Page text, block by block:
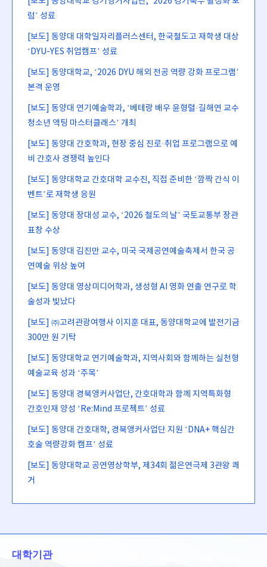
럼’ 성료
[보도] 동양대 대학일자리플러스센터, 한국철도고 재학생 대상
‘DYU-YES 취업캠프’ 성료
[보도] 동양대학교, ‘2026 DYU 해외 전공 역량 강화 프로그램’
본격 운영
[보도] 동양대 연기예술학과, ‘베테랑 배우 윤형렬·길해연 교수
청소년 액팅 마스터클래스’ 개최
[보도] 동양대 간호학과, 현장 중심 진로·취업 프로그램으로 예
비 간호사 경쟁력 높인다
[보도] 동양대학교 간호대학 교수진, 직접 준비한 ‘깜짝 간식 이
벤트’로 재학생 응원
[보도] 동양대 장대성 교수, ‘2026 철도의 날’ 국토교통부 장관
표창 수상
[보도] 동양대 김진만 교수, 미국 국제공연예술축제서 한국 공
연예술 위상 높여
[보도] 동양대 영상미디어학과, 생성형 AI 영화 연출 연구로 학
술성과 빛났다
[보도] ㈜고려관광여행사 이지훈 대표, 동양대학교에 발전기금
300만 원 기탁
[보도] 동양대학교 연기예술학과, 지역사회와 함께하는 실천형
예술교육 성과 ‘주목’
[보도] 동양대 경북앵커사업단, 간호대학과 함께 지역특화형
간호인재 양성 ‘Re:Mind 프로젝트’ 성료
[보도] 동양대 간호대학, 경북앵커사업단 지원 ‘DNA+ 핵심간
호술 역량강화 캠프’ 성료
[보도] 동양대학교 공연영상학부, 제34회 젊은연극제 3관왕 쾌
거
대학기관